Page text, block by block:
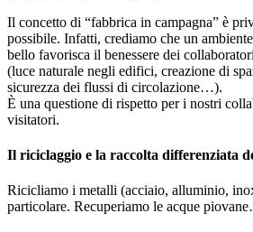
Il concetto di “fabbrica in campagna” è
possibile. Infatti, crediamo che un
bello favorisca il benessere dei
(luce naturale negli edifici, creazione di
sicurezza dei flussi di circolazione…).
È una questione di rispetto per i nostri
visitatori.
Il riciclaggio e la raccolta differenziata
Ricicliamo i metalli (acciaio, alluminio,
particolare. Recuperiamo le acque